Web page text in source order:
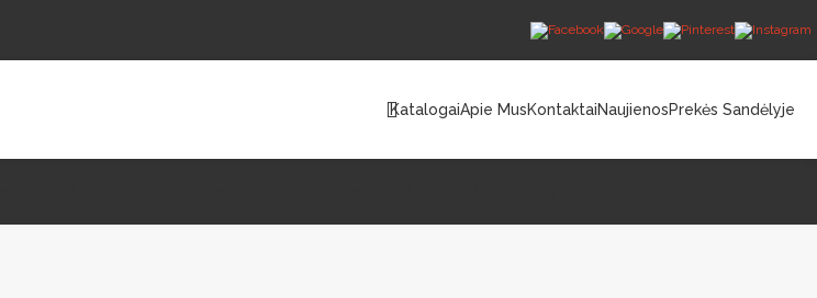
KatalogaiApie MusKontaktaiNaujienosPrekės Sandėlyje